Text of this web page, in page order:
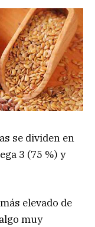
se dividen en
3 (75 %) y
elevado de
muy